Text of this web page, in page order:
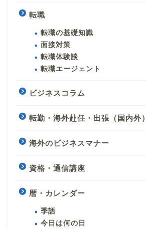
転職
転職の基礎知識
面接対策
転職体験談
転職エージェント
ビジネスコラム
転勤・海外赴任・出張（国内外）
海外のビジネスマナー
資格・通信講座
暦・カレンダー
季語
今日は何の日